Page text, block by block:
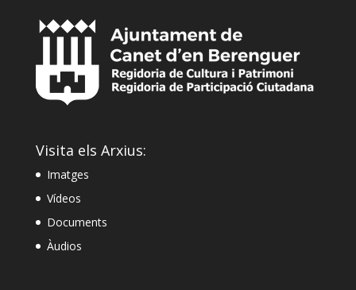
Visita els Arxius:
Imatges
Vídeos
Documents
Àudios